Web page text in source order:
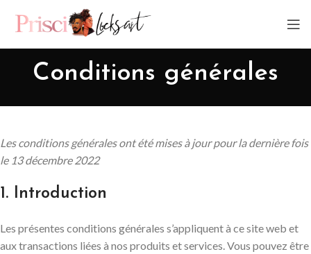
Conditions générales
Les conditions générales ont été mises à jour pour la dernière fois
le 13 décembre 2022
1. Introduction
Les présentes conditions générales s’appliquent à ce site web et
aux transactions liées à nos produits et services. Vous pouvez être